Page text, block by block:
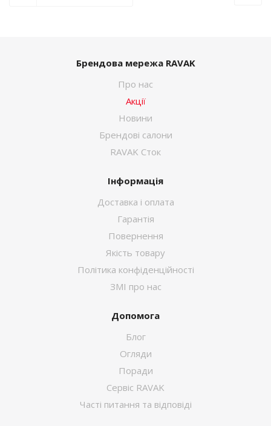
Брендова мережа RAVAK
Про нас
Акції
Новини
Брендові салони
RAVAK Сток
Інформація
Доставка і оплата
Гарантія
Повернення
Якість товару
Політика конфіденційності
ЗМІ про нас
Допомога
Блог
Огляди
Поради
Сервіс RAVAK
Часті питання та відповіді